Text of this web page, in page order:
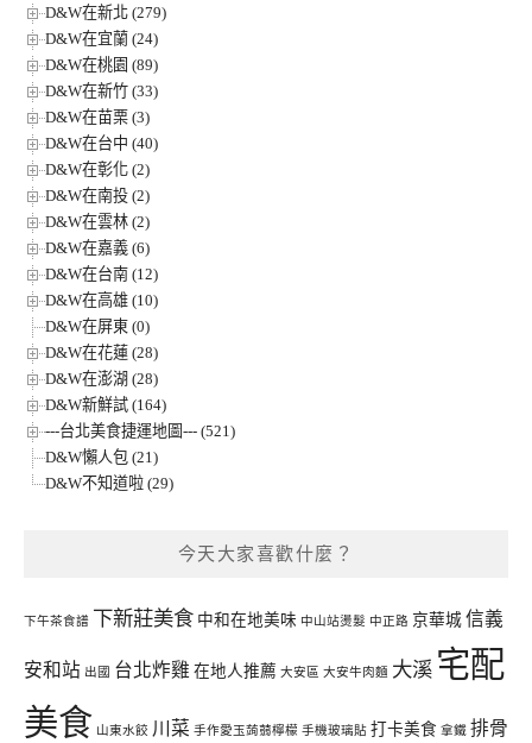
D&W在新北 (279)
D&W在宜蘭 (24)
D&W在桃園 (89)
D&W在新竹 (33)
D&W在苗栗 (3)
D&W在台中 (40)
D&W在彰化 (2)
D&W在南投 (2)
D&W在雲林 (2)
D&W在嘉義 (6)
D&W在台南 (12)
D&W在高雄 (10)
D&W在屏東 (0)
D&W在花蓮 (28)
D&W在澎湖 (28)
D&W新鮮試 (164)
---台北美食捷運地圖--- (521)
D&W懶人包 (21)
D&W不知道啦 (29)
今天大家喜歡什麼？
下午茶食譜 下新莊美食 中和在地美味 中山站燙髮 中正路 京華城 信義
安和站 出國 台北炸雞 在地人推薦 大安區 大安牛肉麵 大溪 宅配
美食 山東水餃 川菜 手作愛玉蒟蒻檸檬 手機玻璃貼 打卡美食 拿鐵 排骨